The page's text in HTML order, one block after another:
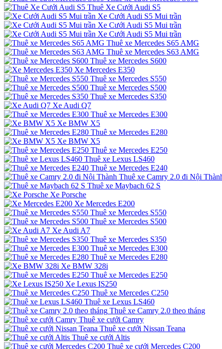
Thuê Xe Cưới Audi S5
Xe Cưới Audi S5 Mui trần
Xe Cưới Audi S5 Mui trần
Xe Cưới Audi S5 Mui trần
Thuê xe Mercedes S65 AMG
Thuê xe Mercedes S63 AMG
Thuê xe Mercedes S600
Xe Mercedes E350
Thuê xe Mercedes S550
Thuê xe Mercedes S500
Thuê xe Mercedes S350
Xe Audi Q7
Thuê xe Mercedes E300
Xe BMW X5
Thuê xe Mercedes E280
Xe BMW X5
Thuê xe Mercedes E250
Thuê xe Lexus LS460
Thuê xe Mercedes E240
Thuê xe Camry 2.0 đi Nội
Thuê xe Maybach 62 S
Xe Porsche
Xe Mercedes E200
Thuê xe Mercedes S550
Thuê xe Mercedes S500
Xe Audi A7
Thuê xe Mercedes S350
Thuê xe Mercedes E300
Thuê xe Mercedes E280
Xe BMW 328i
Thuê xe Mercedes E250
Xe Lexus IS250
Thuê xe Mercedes C250
Thuê xe Lexus LS460
Thuê xe Camry 2.0 theo tháng
Thuê xe cưới Camry
Thuê xe cưới Nissan Teana
Thuê xe cưới Altis
Thuê xe cưới Mercedes C200